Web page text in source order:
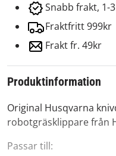
Snabb frakt, 1-
Fraktfritt 999kr
Frakt fr. 49kr
Produktinformation
Original Husqvarna
robotgräsklippare från
Passar till: